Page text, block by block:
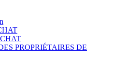
PROPRIÉTAIRES DE